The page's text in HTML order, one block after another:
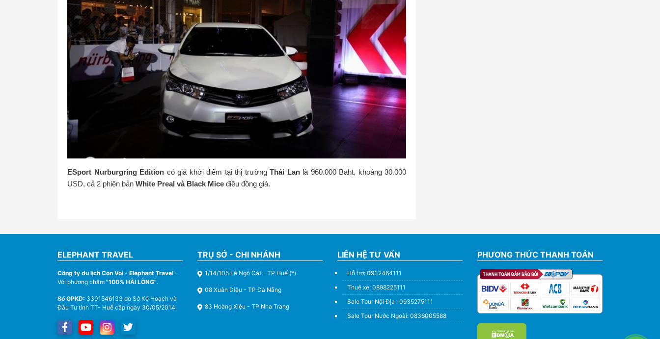
ESport Nurburgring Edition có giá khởi điểm tại thị trường Thái Lanlà 960.000 Baht, khoảng 30.000
USD, cả 2 phiên bản White Preal và Black Mice điều đồng giá.
ELEPHANT TRAVEL
Công ty du lịch Con Voi - Elephant Travel -
Với phương châm "100% HÀI LÒNG".
Số GPKD: 3301546133 do Sở Kế Hoạch và
Đầu Tư tỉnh TT- Huế cấp ngày 30/05/2014.
TRỤ SỞ - CHI NHÁNH
1/14/105 Lê Ngô Cát - TP Huế (*)
08 Xuân Diệu - TP Đà Nẵng
83 Hoàng Xiệu - TP Nha Trang
LIÊN HỆ TƯ VẤN
Hỗ trợ: 0932464111
Thuê xe: 0898225111
Sale Tour Nội Địa : 0935275111
Sale Tour Nước Ngoài: 0836005588
PHƯƠNG THỨC THANH TOÁN